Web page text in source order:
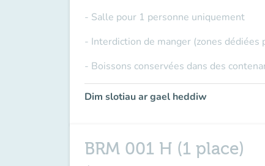
- Salle pour 1 personne uniquement
- Interdiction de manger (zones
- Boissons conservées dans des
Dim slotiau ar gael heddiw
BRM 001 H (1 place)